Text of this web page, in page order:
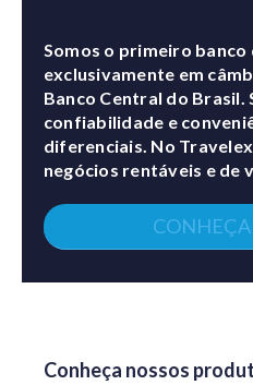
Somos o primeiro banco
exclusivamente em
Banco Central do Brasil.
confiabilidade e
diferenciais. No
negócios rentáveis e de
CONHEÇA
Conheça nossos